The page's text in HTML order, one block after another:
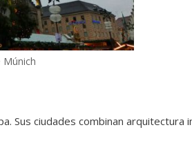
Múnich
Sus ciudades combinan arquitectura